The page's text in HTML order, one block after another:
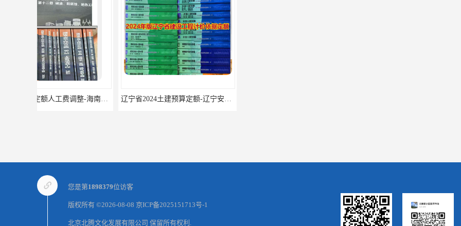
辽宁省2024土建预算定额-辽宁安装预算定额-辽宁通风空调安装定额
您是第1898379位访客
版权所有 ©2026-08-08 京ICP备2025151713号-1
北京北腾文化发展有限公司 保留所有权利.